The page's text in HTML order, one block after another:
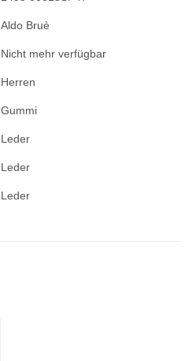
Aldo Bruè
Nicht mehr verfügbar
Herren
Gummi
Leder
Leder
Leder